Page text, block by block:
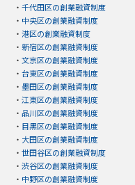
・ 千代田区の創業融資制度
・ 中央区の創業融資制度
・ 港区の創業融資制度
・ 新宿区の創業融資制度
・ 文京区の創業融資制度
・ 台東区の創業融資制度
・ 墨田区の創業融資制度
・ 江東区の創業融資制度
・ 品川区の創業融資制度
・ 目黒区の創業融資制度
・ 大田区の創業融資制度
・ 世田谷区の創業融資制度
・ 渋谷区の創業融資制度
・ 中野区の創業融資制度